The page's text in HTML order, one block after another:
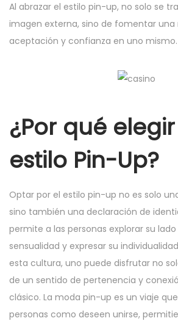
Al abrazar el estilo pin-up, no solo se
imagen externa, sino de fomentar
aceptación y confianza en uno mismo.
¿Por qué
estilo Pin-Up?
Optar por el estilo pin-up no es solo
sino también una declaración de
permite a las personas explorar su
sensualidad y expresar su
esta cultura, uno puede disfrutar no
de un sentido de pertenencia y
clásico. La moda pin-up es un viaje
personas como deseen unirse,